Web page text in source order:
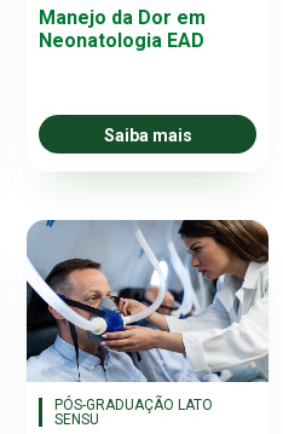
Manejo da Dor em
Neonatologia EAD
Saiba mais
PÓS-GRADUAÇÃO LATO
SENSU